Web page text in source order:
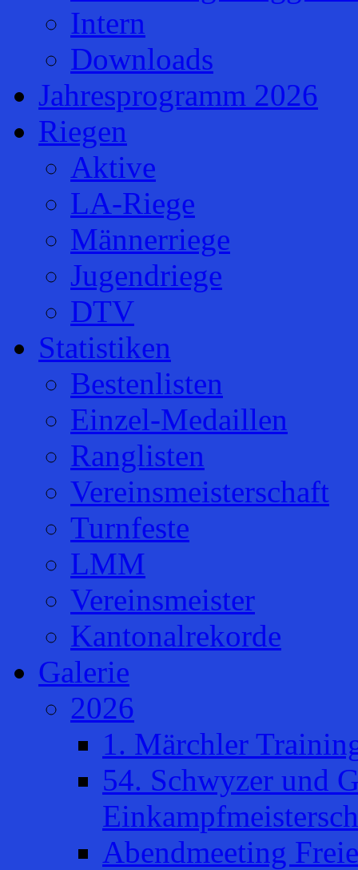
Intern
Downloads
Jahresprogramm 2026
Riegen
Aktive
LA-Riege
Männerriege
Jugendriege
DTV
Statistiken
Bestenlisten
Einzel-Medaillen
Ranglisten
Vereinsmeisterschaft
Turnfeste
LMM
Vereinsmeister
Kantonalrekorde
Galerie
2026
1. Märchler
54. Schwyzer und
Abendmeeting